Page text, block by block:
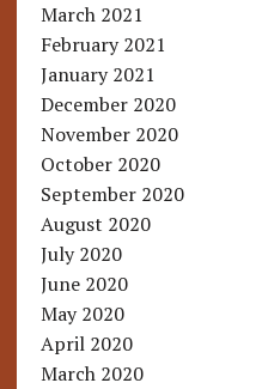
March 2021
February 2021
January 2021
December 2020
November 2020
October 2020
September 2020
August 2020
July 2020
June 2020
May 2020
April 2020
March 2020